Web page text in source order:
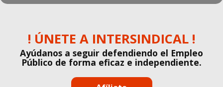
! ÚNETE A INTERSINDICAL !
Ayúdanos a seguir defendiendo el Empleo
Público de forma eficaz e independiente.